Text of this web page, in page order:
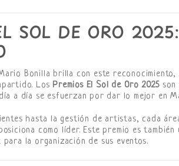
SOL DE ORO
Bonilla brilla con este
Los Premios El Sol de Oro 2025
a día se esfuerzan por dar lo mejor en
hasta la gestión de artistas, cada
como líder. Este premio es
la organización de sus eventos.